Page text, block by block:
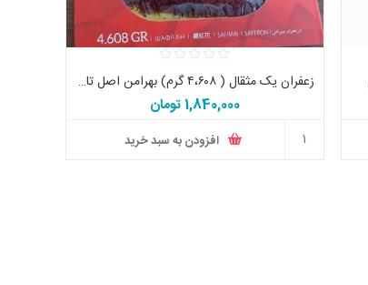
زعفران یک مثقال ( ۴،۶۰۸ گرم) بهرامن اصل تاریخ جدید
1,840,000 تومان
افزودن به سبد خرید